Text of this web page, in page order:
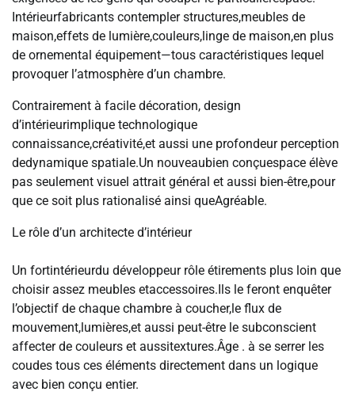
Intérieurfabricants contempler structures,meubles de
maison,effets de lumière,couleurs,linge de maison,en plus
de ornemental équipement—tous caractéristiques lequel
provoquer l’atmosphère d’un chambre.
Contrairement à facile décoration, design
d’intérieurimplique technologique
connaissance,créativité,et aussi une profondeur perception
dedynamique spatiale.Un nouveaubien conçuespace élève
pas seulement visuel attrait général et aussi bien-être,pour
que ce soit plus rationalisé ainsi queAgréable.
Le rôle d’un architecte d’intérieur
Un fortintérieurdu développeur rôle étirements plus loin que
choisir assez meubles etaccessoires.Ils le feront enquêter
l’objectif de chaque chambre à coucher,le flux de
mouvement,lumières,et aussi peut-être le subconscient
affecter de couleurs et aussitextures.Âge . à se serrer les
coudes tous ces éléments directement dans un logique
avec bien conçu entier.